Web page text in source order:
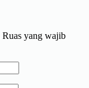
Ruas yang wajib